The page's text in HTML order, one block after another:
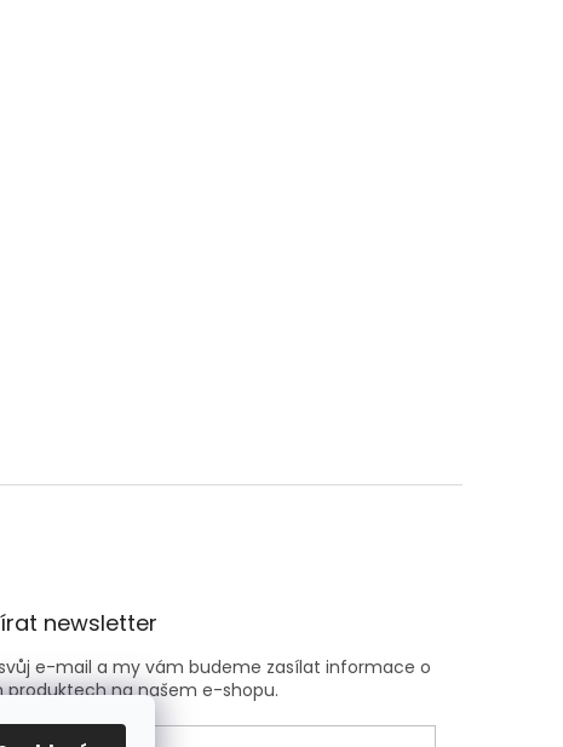
newsletter
e-mail a my vám budeme zasílat informace o
produktech na našem e-shopu.